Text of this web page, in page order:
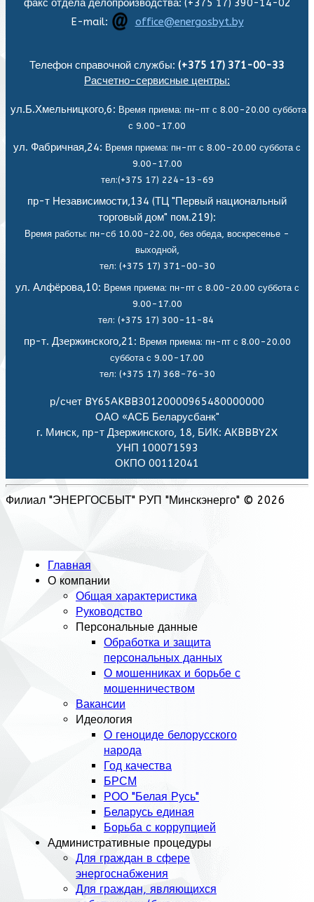
факс отдела делопроизводства: (+375 17) 390-14-02
E-mail:
office@energosbyt.by
Телефон справочной службы: (+375 17) 371-00-33
Расчетно-сервисные центры:
ул.Б.Хмельницкого,6: Время приема: пн-пт с 8.00-20.00 суббота
с 9.00-17.00
ул. Фабричная,24: Время приема: пн-пт с 8.00-20.00 суббота с
9.00-17.00
тел:(+375 17) 224-13-69
пр-т Независимости,134 (ТЦ "Первый национальный
торговый дом" пом.219):
Время работы: пн-сб 10.00-22.00, без обеда, воскресенье -
выходной,
тел: (+375 17) 371-00-30
ул. Алфёрова,10: Время приема: пн-пт с 8.00-20.00 суббота с
9.00-17.00
тел: (+375 17) 300-11-84
пр-т. Дзержинского,21: Время приема: пн-пт с 8.00-20.00
суббота с 9.00-17.00
тел: (+375 17) 368-76-30
р/счет BY65AKBB30120000965480000000
ОАО «АСБ Беларусбанк"
г. Минск, пр-т Дзержинского, 18, БИК: АКBBBY2X
УНП 100071593
ОКПО 00112041
Филиал "ЭНЕРГОСБЫТ" РУП "Минскэнерго" © 2026
Главная
О компании
Общая характеристика
Руководство
Персональные данные
Обработка и защита
персональных данных
О мошенниках и борьбе с
мошенничеством
Вакансии
Идеология
О геноциде белорусского
народа
Год качества
БРСМ
РОО "Белая Русь"
Беларусь единая
Борьба с коррупцией
Административные процедуры
Для граждан в сфере
энергоснабжения
Для граждан, являющихся